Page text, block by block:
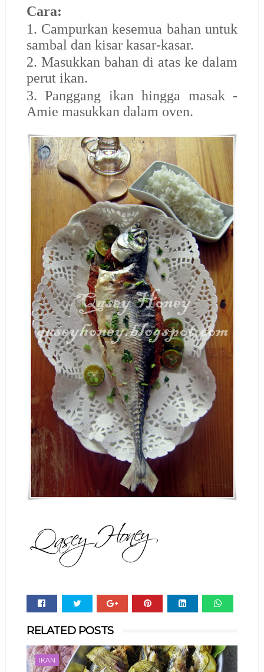
Cara:
1. Campurkan kesemua bahan untuk
sambal dan kisar kasar-kasar.
2. Masukkan bahan di atas ke dalam
perut ikan.
3. Panggang ikan hingga masak -
Amie masukkan dalam oven.
RELATED POSTS
IKAN